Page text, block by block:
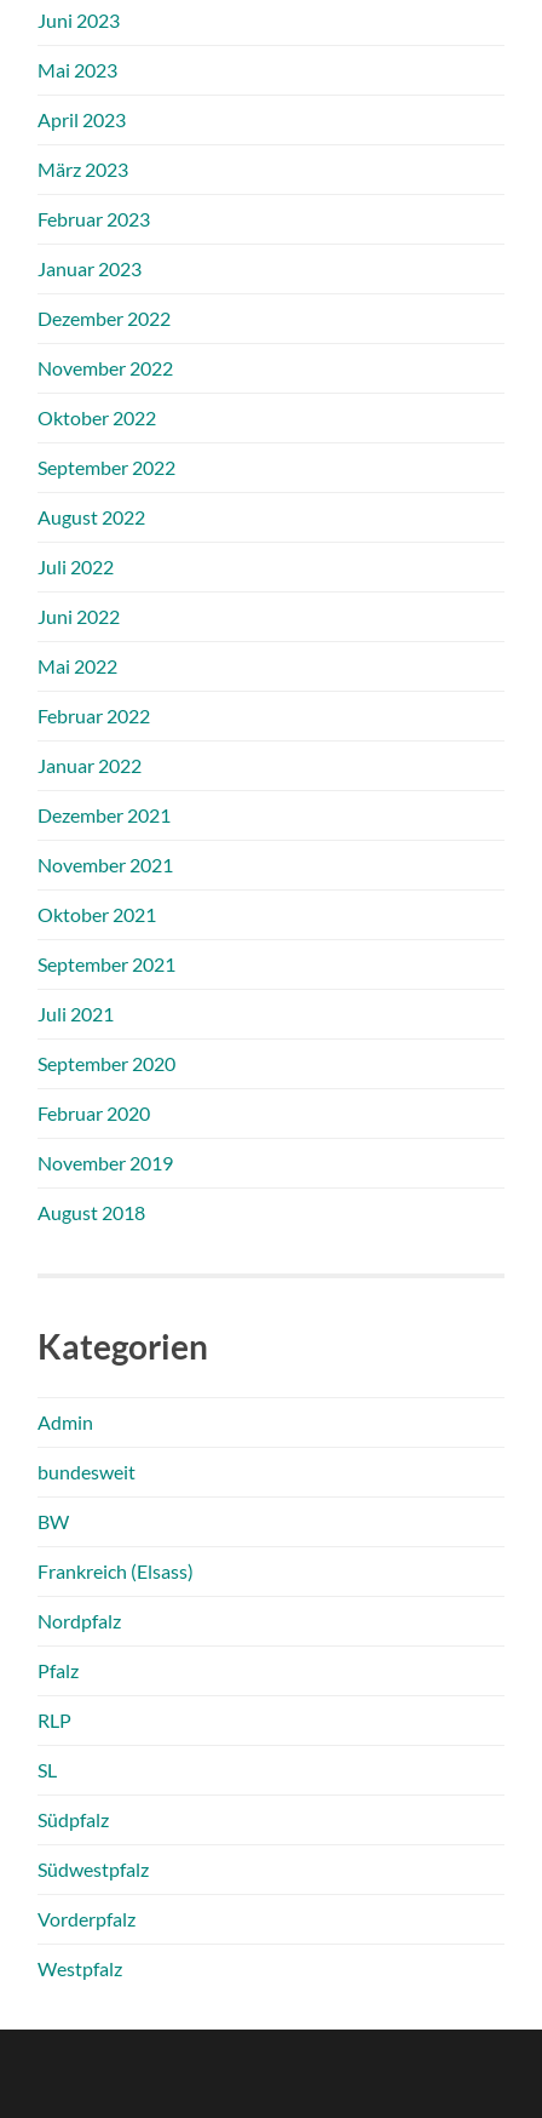
Juni 2023
Mai 2023
April 2023
März 2023
Februar 2023
Januar 2023
Dezember 2022
November 2022
Oktober 2022
September 2022
August 2022
Juli 2022
Juni 2022
Mai 2022
Februar 2022
Januar 2022
Dezember 2021
November 2021
Oktober 2021
September 2021
Juli 2021
September 2020
Februar 2020
November 2019
August 2018
Kategorien
Admin
bundesweit
BW
Frankreich (Elsass)
Nordpfalz
Pfalz
RLP
SL
Südpfalz
Südwestpfalz
Vorderpfalz
Westpfalz